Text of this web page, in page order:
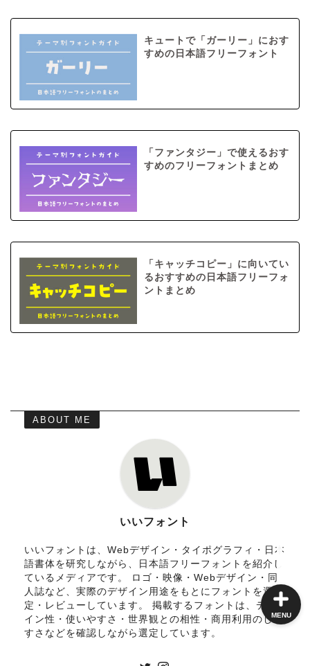
キュートで「ガーリー」におす
すめの日本語フリーフォント
「ファンタジー」で使えるおす
すめのフリーフォントまとめ
「キャッチコピー」に向いてい
るおすすめの日本語フリーフォ
ントまとめ
ABOUT ME
いいフォント
いいフォントは、Webデザイン・タイポグラフィ・日本
語書体を研究しながら、日本語フリーフォントを紹介し
ているメディアです。 ロゴ・映像・Webデザイン・同
人誌など、実際のデザイン用途をもとにフォントを選
定・レビューしています。 掲載するフォントは、デザ
イン性・使いやすさ・世界観との相性・商用利用のしや
すさなどを確認しながら選定しています。
MENU
丸ゴシック体